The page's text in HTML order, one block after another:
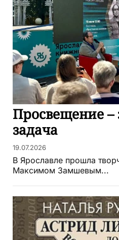
Просвещение –
задача
19.07.2026
В Ярославле прошла
Максимом Замшевым...